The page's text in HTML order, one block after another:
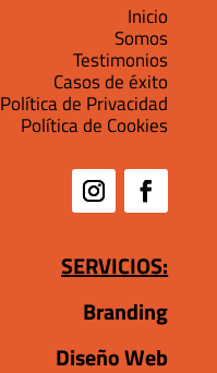
Inicio
Somos
Testimonios
Casos de éxito
Política de Privacidad
Política de Cookies
SERVICIOS:
Branding
Diseño Web